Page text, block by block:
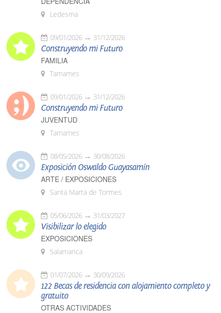
Ledesma
09/01/2026 31/12/2026
Construyendo mi Futuro
FAMILIA
Tamames
09/01/2026 31/12/2026
Construyendo mi Futuro
JUVENTUD
Tamames
08/05/2026 30/08/2026
Exposición Oswaldo Guayasamín
ARTE / EXPOSICIONES
Santa Marta de Tormes
05/06/2026 31/03/2027
Visibilizar lo elegido
EXPOSICIONES
Salamanca
01/07/2026 30/09/2026
122 Becas de residencia con alojamiento completo y
gratuito
OTRAS ACTIVIDADES